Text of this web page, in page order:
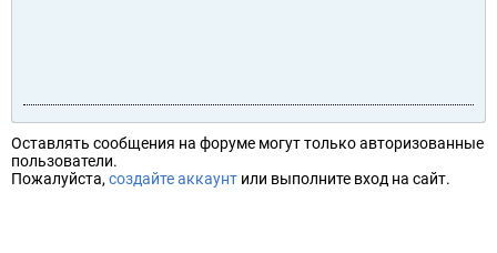
Оставлять сообщения на форуме могут только авторизованные
пользователи.
Пожалуйста, создайте аккаунт или выполните вход на сайт.